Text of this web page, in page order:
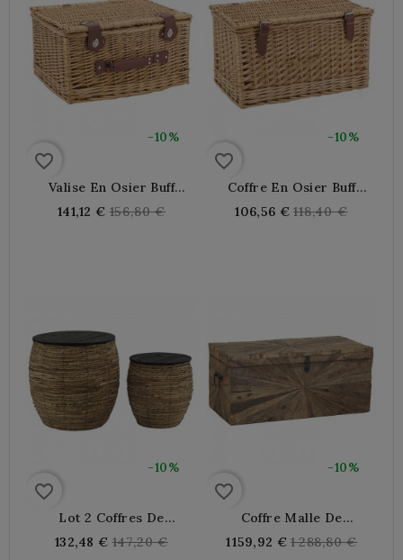
-10%
favorite_border
Valise En Osier Buff
Marron Avec Sangles Et
Poignée
141,12 € Regular
156,80 €
-10%
favorite_border
Coffre En Osier Buff
Marron Avec Sangles
106,56 € Regular
118,40 €
-10%
favorite_border
Lot 2 Coffres De
Rangement Ronds En
Bananier Avec Couvercle
132,48 € Regular
147,20 €
-10%
favorite_border
Coffre Malle De
Rangement En Bois
Recyclé Avec 2 Poignées
1 159,92 € Regular
1 288,80 €